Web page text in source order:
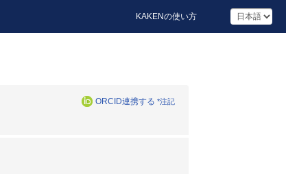
KAKENの使い方
ORCID連携する *注記